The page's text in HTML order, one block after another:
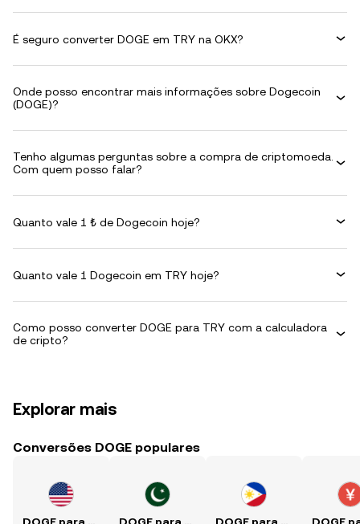
É seguro converter DOGE em TRY na OKX?
Onde posso encontrar mais informações sobre Dogecoin
(DOGE)?
Tenho algumas perguntas sobre a compra de criptomoeda.
Com quem posso falar?
Quanto vale 1 ₺ de Dogecoin hoje?
Quanto vale 1 Dogecoin em TRY hoje?
Como posso converter DOGE para TRY com a calculadora
de cripto?
Explorar mais
Conversões DOGE populares